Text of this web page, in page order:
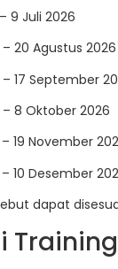
9 Juli 2026
20 Agustus 2026
17 September
– 8 Oktober 2026
– 19 November
10 Desember
dapat